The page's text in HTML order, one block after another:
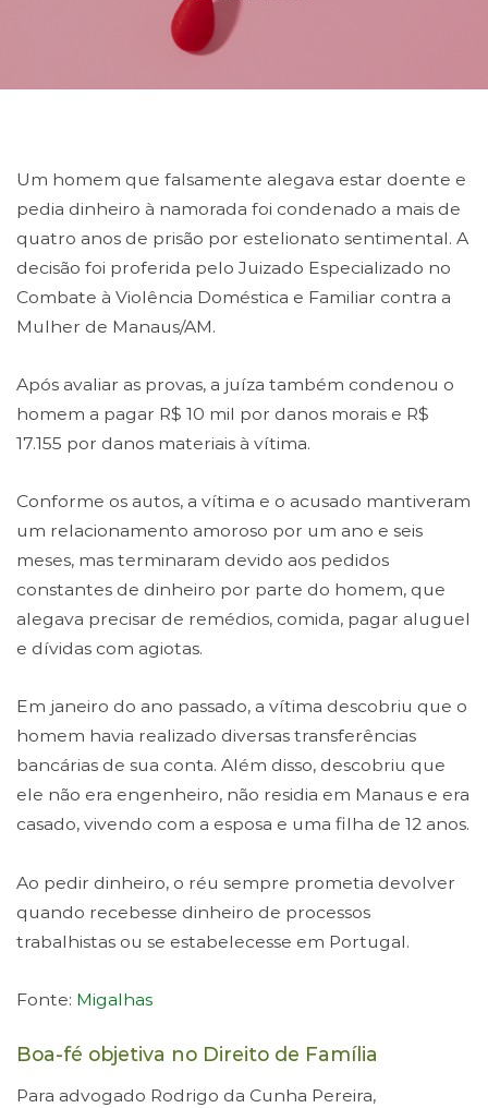
Um homem que falsamente alegava estar doente e
pedia dinheiro à namorada foi condenado a mais de
quatro anos de prisão por estelionato sentimental. A
decisão foi proferida pelo Juizado Especializado no
Combate à Violência Doméstica e Familiar contra a
Mulher de Manaus/AM.
Após avaliar as provas, a juíza também condenou o
homem a pagar R$ 10 mil por danos morais e R$
17.155 por danos materiais à vítima.
Conforme os autos, a vítima e o acusado mantiveram
um relacionamento amoroso por um ano e seis
meses, mas terminaram devido aos pedidos
constantes de dinheiro por parte do homem, que
alegava precisar de remédios, comida, pagar aluguel
e dívidas com agiotas.
Em janeiro do ano passado, a vítima descobriu que o
homem havia realizado diversas transferências
bancárias de sua conta. Além disso, descobriu que
ele não era engenheiro, não residia em Manaus e era
casado, vivendo com a esposa e uma filha de 12 anos.
Ao pedir dinheiro, o réu sempre prometia devolver
quando recebesse dinheiro de processos
trabalhistas ou se estabelecesse em Portugal.
Fonte: Migalhas
Boa-fé objetiva no Direito de Família
Para advogado Rodrigo da Cunha Pereira,